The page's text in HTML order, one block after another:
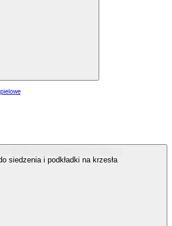
siedzenia i podkładki na krzesła